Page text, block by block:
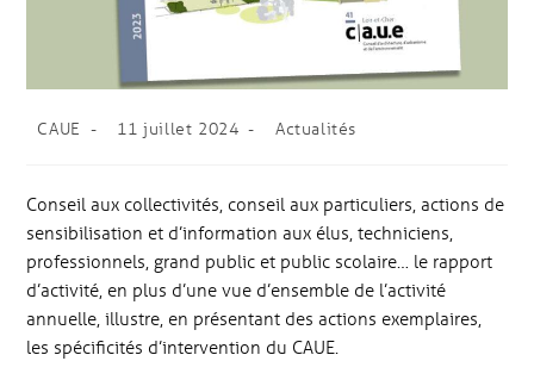
CAUE 11 juillet 2024 Actualités
Conseil aux collectivités, conseil aux particuliers, actions de
sensibilisation et d’information aux élus, techniciens,
professionnels, grand public et public scolaire… le rapport
d’activité, en plus d’une vue d’ensemble de l’activité
annuelle, illustre, en présentant des actions exemplaires,
les spécificités d’intervention du CAUE.